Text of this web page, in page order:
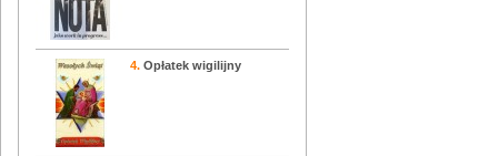
4. Opłatek wigilijny